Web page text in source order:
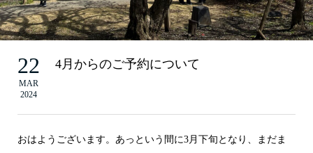
22
MAR
2024
4月からのご予約について
おはようございます。あっという間に3月下旬となり、まだま